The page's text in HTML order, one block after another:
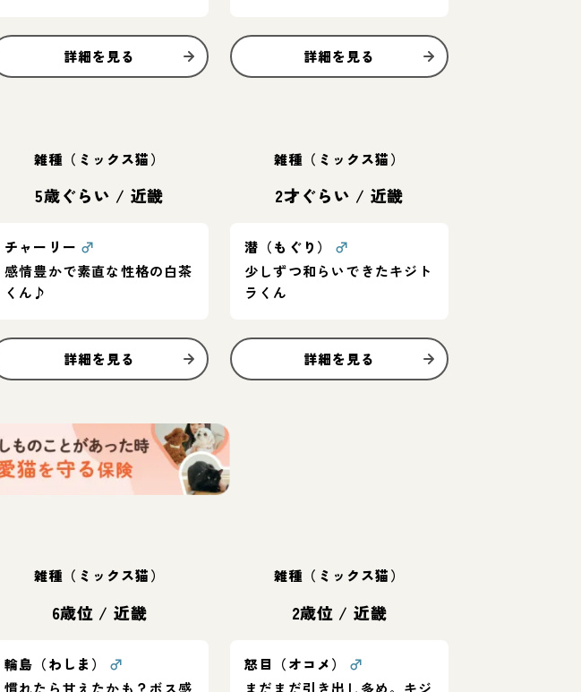
詳細を見る 詳細を見る
雑種（ミックス猫）
5歳ぐらい / 近畿
チャーリー ♂
感情豊かで素直な性格の白茶
くん♪
詳細を見る
雑種（ミックス猫）
2才ぐらい / 近畿
潜（もぐり）
♂
少しずつ和らいできたキジト
ラくん
詳細を見る
雑種（ミックス猫）
6歳位 / 近畿
輪島（わしま）
♂
慣れたら甘えたかも？ボス感
雑種（ミックス猫）
2歳位 / 近畿
怒目（オコメ）
♂
まだまだ引き出し多め。キジ